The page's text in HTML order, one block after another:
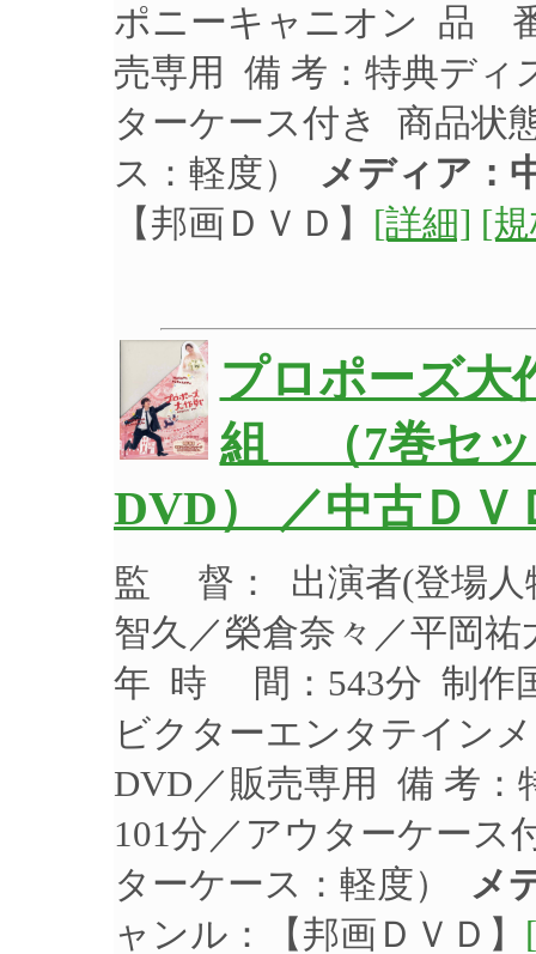
ポニーキャニオン 品
売専用 備 考：特典ディ
ターケース付き 商品状
ス：軽度）
メディア：
【邦画ＤＶＤ】 [詳細] [
プロポーズ
組 （7巻セ
DVD） ／中古ＤＶ
監 督： 出演者(登場人
智久／榮倉奈々／平岡
年 時 間：543分 制作
ビクターエンタテイン
DVD／販売専用 備 考：
101分／アウターケース
ターケース：軽度）
メ
ャンル：【邦画ＤＶＤ】